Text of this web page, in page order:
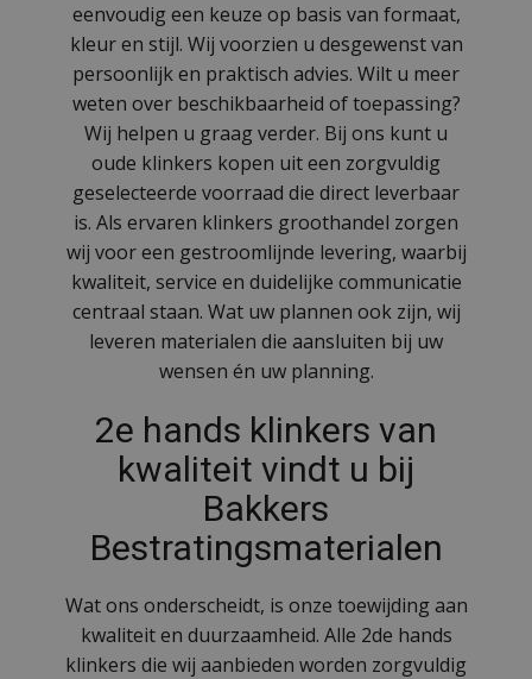
eenvoudig een keuze op basis van formaat,
kleur en stijl. Wij voorzien u desgewenst van
persoonlijk en praktisch advies. Wilt u meer
weten over beschikbaarheid of toepassing?
Wij helpen u graag verder. Bij ons kunt u
oude klinkers kopen uit een zorgvuldig
geselecteerde voorraad die direct leverbaar
is. Als ervaren klinkers groothandel zorgen
wij voor een gestroomlijnde levering, waarbij
kwaliteit, service en duidelijke communicatie
centraal staan. Wat uw plannen ook zijn, wij
leveren materialen die aansluiten bij uw
wensen én uw planning.
2e hands klinkers van
kwaliteit vindt u bij
Bakkers
Bestratingsmaterialen
Wat ons onderscheidt, is onze toewijding aan
kwaliteit en duurzaamheid. Alle 2de hands
klinkers die wij aanbieden worden zorgvuldig